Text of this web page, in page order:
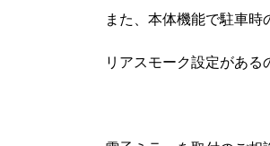
また、本体機能で駐車時
リアスモーク設定がある